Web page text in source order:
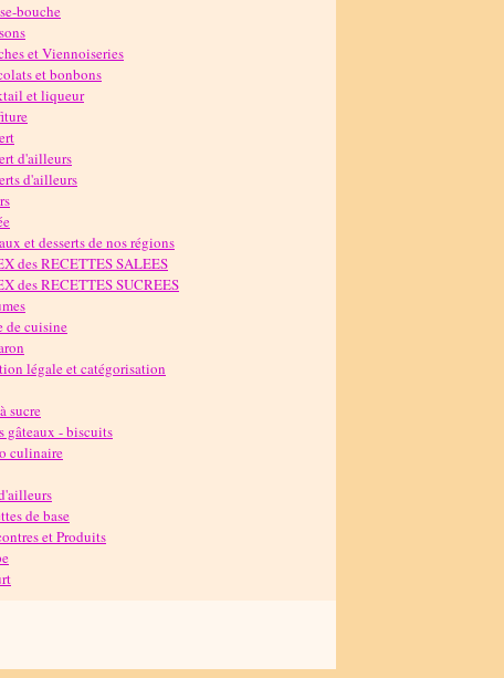
bouche
et Viennoiseries
et bonbons
et liqueur
d'ailleurs
d'ailleurs
et desserts de nos régions
des RECETTES SALEES
des RECETTES SUCREES
de cuisine
légale et catégorisation
sucre
gâteaux - biscuits
culinaire
de base
et Produits